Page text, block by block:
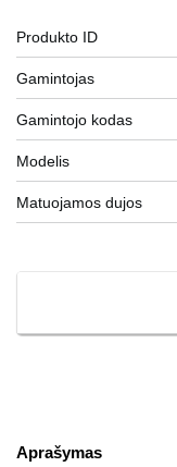
Produkto ID
Gamintojas
Gamintojo kodas
Modelis
Matuojamos dujos
Aprašymas